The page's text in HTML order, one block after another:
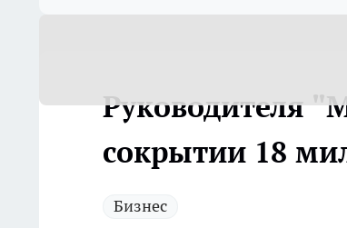
Руководителя
сокрытии 18
Бизнес